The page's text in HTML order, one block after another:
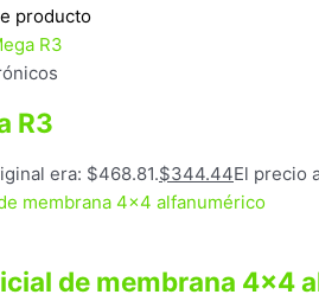
producto
R3
era: $468.81.$344.44El precio
de membrana 4×4